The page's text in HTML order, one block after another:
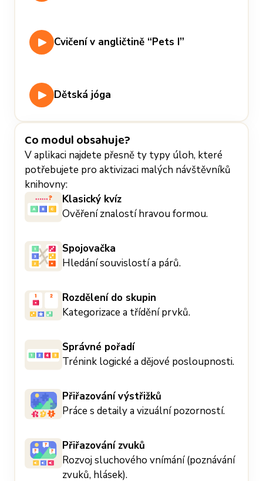
Cvičení v angličtině “Pets I”
Dětská jóga
Co modul obsahuje?
V aplikaci najdete přesně ty typy úloh, které
potřebujete pro aktivizaci malých návštěvníků
knihovny:
Klasický kvíz
Ověření znalostí hravou formou.
Spojovačka
Hledání souvislostí a párů.
Rozdělení do skupin
Kategorizace a třídění prvků.
Správné pořadí
Trénink logické a dějové posloupnosti.
Přiřazování výstřižků
Práce s detaily a vizuální pozorností.
Přiřazování zvuků
Rozvoj sluchového vnímání (poznávání
zvuků, hlásek).